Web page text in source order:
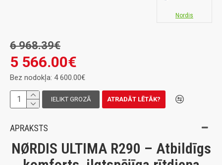
Nordis
5 566.00€
6 968.39€
Bez nodokļa: 4 600.00€
IELIKT GROZĀ ATRADĀT LĒTĀK?
APRAKSTS
NØRDIS ULTIMA R290 – Atbildīgs